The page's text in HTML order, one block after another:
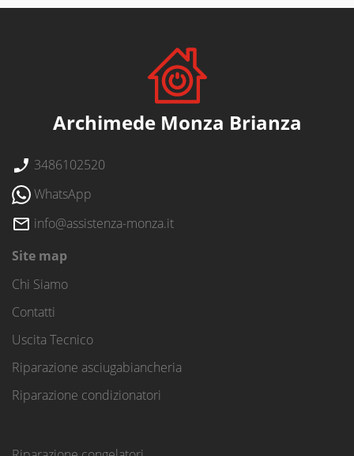
Archimede Monza Brianza
3486102520
WhatsApp
info@assistenza-monza.it
Site map
Chi Siamo
Contatti
Uscita Tecnico
Riparazione asciugabiancheria
Riparazione condizionatori